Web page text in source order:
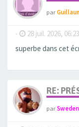
par
- 28 juil. 2026, 06:23
superbe dans cet
RE:
par